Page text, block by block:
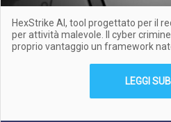
HexStrike AI, tool progettato per il
per attività malevole. Il cyber
proprio vantaggio un framework
LEGGI